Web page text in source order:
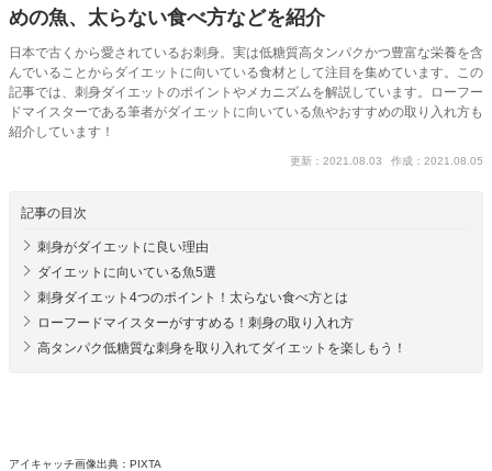
めの魚、太らない食べ方などを紹介
日本で古くから愛されているお刺身。実は低糖質高タンパクかつ豊富な栄養を含
んでいることからダイエットに向いている食材として注目を集めています。この
記事では、刺身ダイエットのポイントやメカニズムを解説しています。ローフー
ドマイスターである筆者がダイエットに向いている魚やおすすめの取り入れ方も
紹介しています！
更新：2021.08.03 作成：2021.08.05
記事の目次
刺身がダイエットに良い理由
ダイエットに向いている魚5選
刺身ダイエット4つのポイント！太らない食べ方とは
ローフードマイスターがすすめる！刺身の取り入れ方
高タンパク低糖質な刺身を取り入れてダイエットを楽しもう！
アイキャッチ画像出典：PIXTA